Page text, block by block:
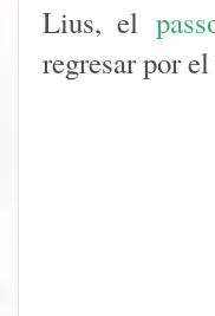
Lius, el
regresar por